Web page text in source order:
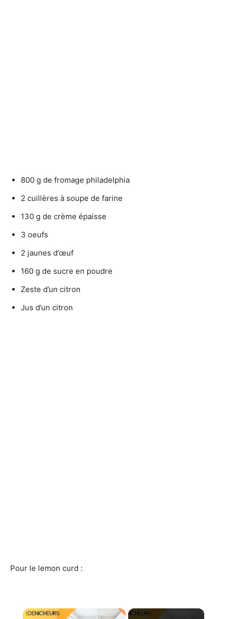
800 g de fromage philadelphia
2 cuillères à soupe de farine
130 g de crème épaisse
3 oeufs
2 jaunes d’œuf
160 g de sucre en poudre
Zeste d’un citron
Jus d’un citron
Pour le lemon curd :
×